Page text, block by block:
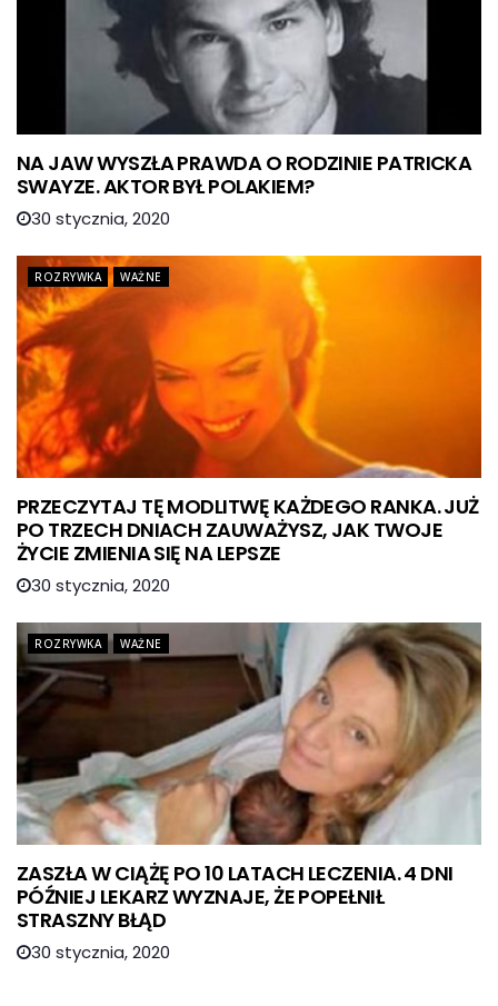
NA JAW WYSZŁA PRAWDA O RODZINIE PATRICKA
SWAYZE. AKTOR BYŁ POLAKIEM?
30 stycznia, 2020
ROZRYWKA WAŻNE
PRZECZYTAJ TĘ MODLITWĘ KAŻDEGO RANKA. JUŻ
PO TRZECH DNIACH ZAUWAŻYSZ, JAK TWOJE
ŻYCIE ZMIENIA SIĘ NA LEPSZE
30 stycznia, 2020
ROZRYWKA WAŻNE
ZASZŁA W CIĄŻĘ PO 10 LATACH LECZENIA. 4 DNI
PÓŹNIEJ LEKARZ WYZNAJE, ŻE POPEŁNIŁ
STRASZNY BŁĄD
30 stycznia, 2020